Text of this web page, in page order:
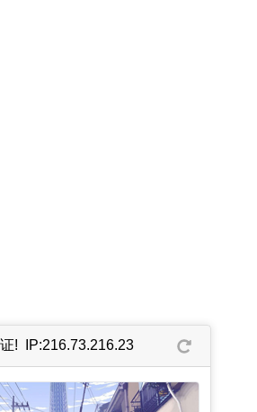
! IP:216.73.216.23